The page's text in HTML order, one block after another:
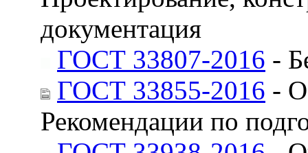
документация
ГОСТ 33807-2016 -
ГОСТ 33855-2016 -
Рекомендации по